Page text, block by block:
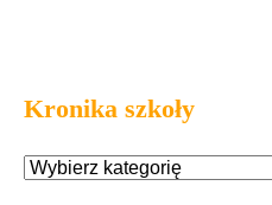
Kronika szkoły